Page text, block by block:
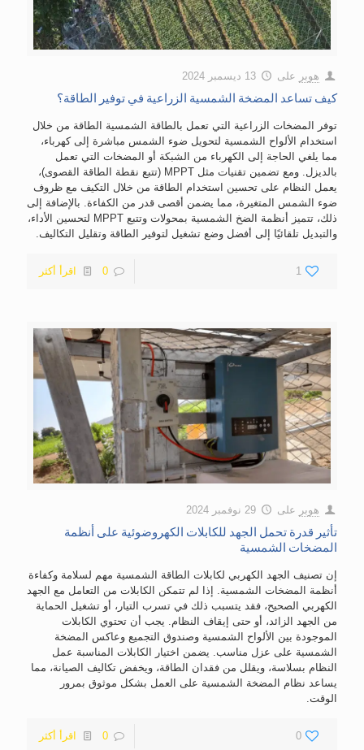
هوبر على 13 ديسمبر 2024
كيف تساعد المضخة الشمسية الزراعية في توفير الطاقة؟
توفر المضخات الزراعية التي تعمل بالطاقة الشمسية الطاقة من خلال
استخدام الألواح الشمسية لتحويل ضوء الشمس مباشرة إلى كهرباء،
مما يلغي الحاجة إلى الكهرباء من الشبكة أو المضخات التي تعمل
بالديزل. ومع تضمين تقنيات مثل MPPT (تتبع نقطة الطاقة القصوى)،
يعمل النظام على تحسين استخدام الطاقة من خلال التكيف مع ظروف
ضوء الشمس المتغيرة، مما يضمن أقصى قدر من الكفاءة. بالإضافة إلى
ذلك، تتميز أنظمة الضخ الشمسية بمحولات وتتبع MPPT لتحسين الأداء،
والتبديل تلقائيًا إلى أفضل وضع تشغيل لتوفير الطاقة وتقليل التكاليف.
1
0 اقرأ أكثر
هوبر على 29 نوفمبر 2024
تأثير قدرة تحمل الجهد للكابلات الكهروضوئية على أنظمة
المضخات الشمسية
إن تصنيف الجهد الكهربي لكابلات الطاقة الشمسية مهم لسلامة وكفاءة
أنظمة المضخات الشمسية. إذا لم تتمكن الكابلات من التعامل مع الجهد
الكهربي الصحيح، فقد يتسبب ذلك في تسرب التيار، أو تشغيل الحماية
من الجهد الزائد، أو حتى إيقاف النظام. يجب أن تحتوي الكابلات
الموجودة بين الألواح الشمسية وصندوق التجميع وعاكس المضخة
الشمسية على عزل مناسب. يضمن اختيار الكابلات المناسبة عمل
النظام بسلاسة، ويقلل من فقدان الطاقة، ويخفض تكاليف الصيانة، مما
يساعد نظام المضخة الشمسية على العمل بشكل موثوق بمرور
الوقت.
0
0 اقرأ أكثر